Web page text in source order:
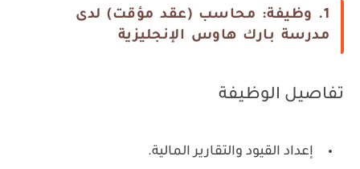
1. وظيفة: محاسب (عقد مؤقت) لدى
مدرسة بارك هاوس الإنجليزية
تفاصيل الوظيفة
إعداد القيود والتقارير المالية.